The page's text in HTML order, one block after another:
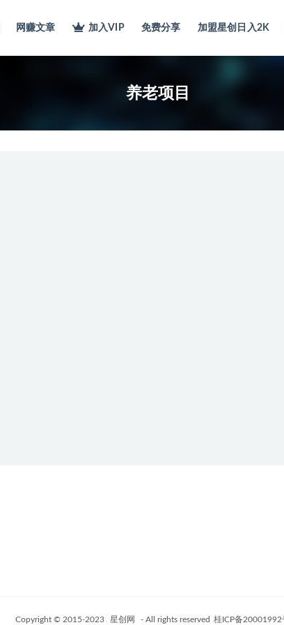
网赚文章 加入VIP 免费分享 加盟星创日入2K
养老项目
Copyright © 2015-2023 星创网 - All rights reserved 桂ICP备20001992